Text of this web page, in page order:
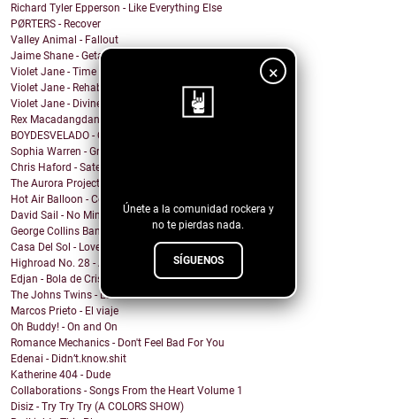
×
Únete a la comunidad rockera y
no te pierdas nada.
SÍGUENOS
Richard Tyler Epperson - Like Everything Else
PØRTERS - Recover
Valley Animal - Fallout
Jaime Shane - Getaway Car (Taylor Swift Cover)
Violet Jane - Time of Our Lives
Violet Jane - Rehabilitation
Violet Jane - Divine
Rex Macadangdang - Melody
BOYDESVELADO - QEPD David Lynch
Sophia Warren - Grin
Chris Haford - Satellite Angel
The Aurora Project - Slave City
Hot Air Balloon - Come This Far
David Sail - No Mind Fire
George Collins Band - New Way
Casa Del Sol - Love In A Time Of War
Highroad No. 28 - And I Suffer
Edjan - Bola de Cristal
The Johns Twins - Love You Forever
Marcos Prieto - El viaje
Oh Buddy! - On and On
Romance Mechanics - Don't Feel Bad For You
Edenai - Didn’t.know.shit
Katherine 404 - Dude
Collaborations - Songs From the Heart Volume 1
Disiz - Try Try Try (A COLORS SHOW)